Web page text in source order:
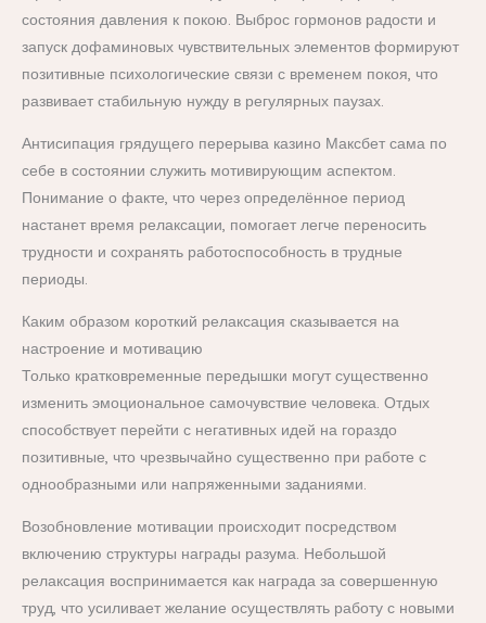
состояния давления к покою. Выброс гормонов радости и
запуск дофаминовых чувствительных элементов формируют
позитивные психологические связи с временем покоя, что
развивает стабильную нужду в регулярных паузах.
Антисипация грядущего перерыва казино Максбет сама по
себе в состоянии служить мотивирующим аспектом.
Понимание о факте, что через определённое период
настанет время релаксации, помогает легче переносить
трудности и сохранять работоспособность в трудные
периоды.
Каким образом короткий релаксация сказывается на
настроение и мотивацию
Только кратковременные передышки могут существенно
изменить эмоциональное самочувствие человека. Отдых
способствует перейти с негативных идей на гораздо
позитивные, что чрезвычайно существенно при работе с
однообразными или напряженными заданиями.
Возобновление мотивации происходит посредством
включению структуры награды разума. Небольшой
релаксация воспринимается как награда за совершенную
труд, что усиливает желание осуществлять работу с новыми